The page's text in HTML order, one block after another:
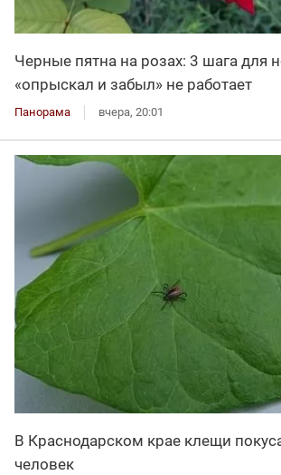
Черные пятна на розах: 3 шага для
«опрыскал и забыл» не работает
Панорама вчера, 20:01
В Краснодарском крае клещи
человек